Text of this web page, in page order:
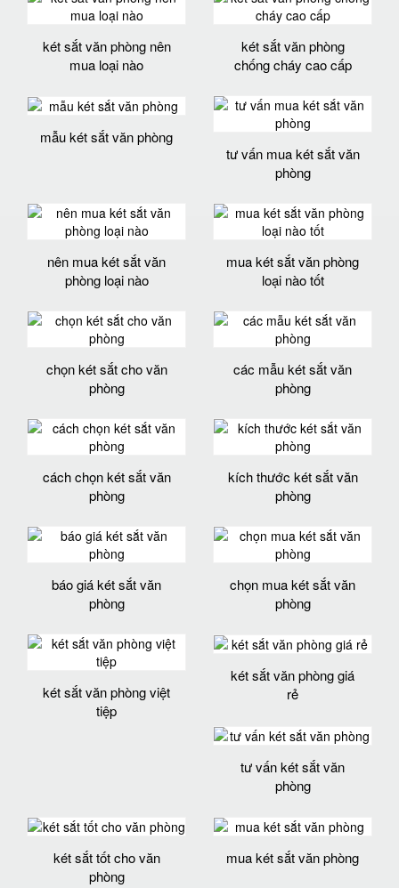
két sắt văn phòng nên
mua loại nào
két sắt văn phòng
chống cháy cao cấp
mẫu két sắt văn phòng
tư vấn mua két sắt văn
phòng
nên mua két sắt văn
phòng loại nào
mua két sắt văn phòng
loại nào tốt
chọn két sắt cho văn
phòng
các mẫu két sắt văn
phòng
cách chọn két sắt văn
phòng
kích thước két sắt văn
phòng
báo giá két sắt văn
phòng
chọn mua két sắt văn
phòng
két sắt văn phòng việt
tiệp
két sắt văn phòng giá
rẻ
tư vấn két sắt văn
phòng
két sắt tốt cho văn
phòng
mua két sắt văn phòng